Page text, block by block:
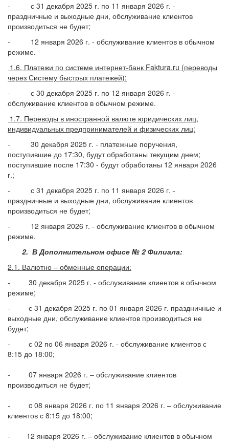
- с 31 декабря 2025 г. по 11 января 2026 г. -
праздничные и выходные дни, обслуживание клиентов
производиться не будет;
- 12 января 2026 г. - обслуживание клиентов в обычном
режиме.
1.6. Платежи по системе интернет-банк Faktura.ru (переводы
через Систему быстрых платежей):
- с 30 декабря 2025 г. по 12 января 2026 г. -
обслуживание клиентов в обычном режиме.
1.7. Переводы в иностранной валюте юридических лиц,
индивидуальных предпринимателей и физических лиц:
- 30 декабря 2025 г. - платежные поручения,
поступившие до 17:30, будут обработаны текущим днем;
поступившие после 17:30 - будут обработаны 12 января 2026
г.;
- с 31 декабря 2025 г. по 11 января 2026 г. -
праздничные и выходные дни, обслуживание клиентов
производиться не будет;
- 12 января 2026 г. - обслуживание клиентов в обычном
режиме.
2. В Дополнительном офисе № 2 Филиала:
2.1. Валютно – обменные операции:
- 30 декабря 2025 г. - обслуживание клиентов в обычном
режиме;
- с 31 декабря 2025 г. по 01 января 2026 г. праздничные и
выходные дни, обслуживание клиентов производиться не
будет;
- с 02 по 06 января 2026 г. - обслуживание клиентов с
8:15 до 18:00;
- 07 января 2026 г. – обслуживание клиентов
производиться не будет;
- c 08 января 2026 г. по 11 января 2026 г. – обслуживание
клиентов с 8:15 до 18:00;
- 12 января 2026 г. – обслуживание клиентов в обычном